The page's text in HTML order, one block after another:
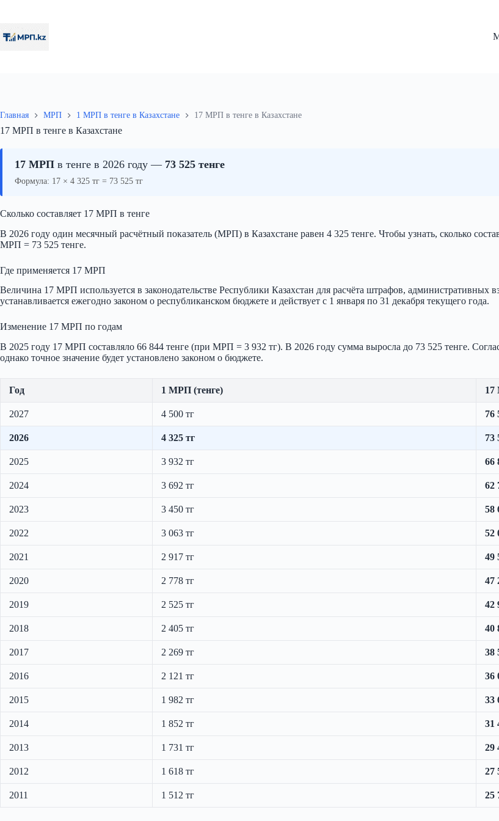
Главная МРП 1 МРП в тенге в Казахстане 17 МРП в тенге в Казахстане
17 МРП в тенге в Казахстане
17 МРП в тенге в 2026 году — 73 525 тенге
Формула: 17 × 4 325 тг = 73 525 тг
Сколько составляет 17 МРП в тенге
В 2026 году один месячный расчётный показатель (МРП) в Казахстане равен 4 325 тенге. Чтобы узнать, сколько
МРП = 73 525 тенге.
Где применяется 17 МРП
Величина 17 МРП используется в законодательстве Республики Казахстан для расчёта штрафов,
устанавливается ежегодно законом о республиканском бюджете и действует с 1 января по 31 декабря текущего года.
Изменение 17 МРП по годам
В 2025 году 17 МРП составляло 66 844 тенге (при МРП = 3 932 тг). В 2026 году сумма выросла до 73 525 тенге.
однако точное значение будет установлено законом о бюджете.
Год 1 МРП (тенге) 17
2027 4 500 тг 76
2026 4 325 тг 73
2025 3 932 тг 66
2024 3 692 тг 62
2023 3 450 тг 58
2022 3 063 тг 52
2021 2 917 тг 49
2020 2 778 тг 47
2019 2 525 тг 42
2018 2 405 тг 40
2017 2 269 тг 38
2016 2 121 тг 36
2015 1 982 тг 33
2014 1 852 тг 31
2013 1 731 тг 29
2012 1 618 тг 27
2011 1 512 тг 25